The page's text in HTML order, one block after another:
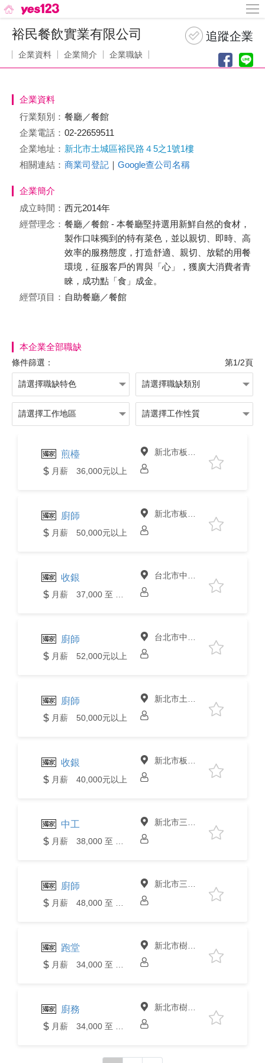
裕民餐飲實業有限公司
企業資料 企業簡介 企業職缺
企業資料
行業類別： 餐廳／餐館
企業電話： 02-22659511
企業地址： 新北市土城區裕民路４5之1號1樓
相關連結： 商業司登記 ｜ Google查公司名稱
企業簡介
成立時間： 西元2014年
經營理念： 餐廳／餐館 - 本餐廳堅持選用新鮮自然的食材，
製作口味獨到的特有菜色，並以親切、即時、高
效率的服務態度，打造舒適、親切、放鬆的用餐
環境，征服客戶的胃與「心」，獲廣大消費者青
睞，成功點「食」成金。
經營項目： 自助餐廳／餐館
本企業全部職缺
條件篩選： 第1/2頁
煎檯
月薪 36,000元以上
新北市板橋區
廚師
月薪 50,000元以上
新北市板橋區
收銀 台北市中山區
廚師
月薪 52,000元以上
台北市中山區
廚師
月薪 50,000元以上
新北市土城區
收銀
月薪 40,000元以上
新北市板橋區
中工 新北市三峽區
廚師 新北市三峽區
跑堂 新北市樹林區
廚務 新北市樹林區